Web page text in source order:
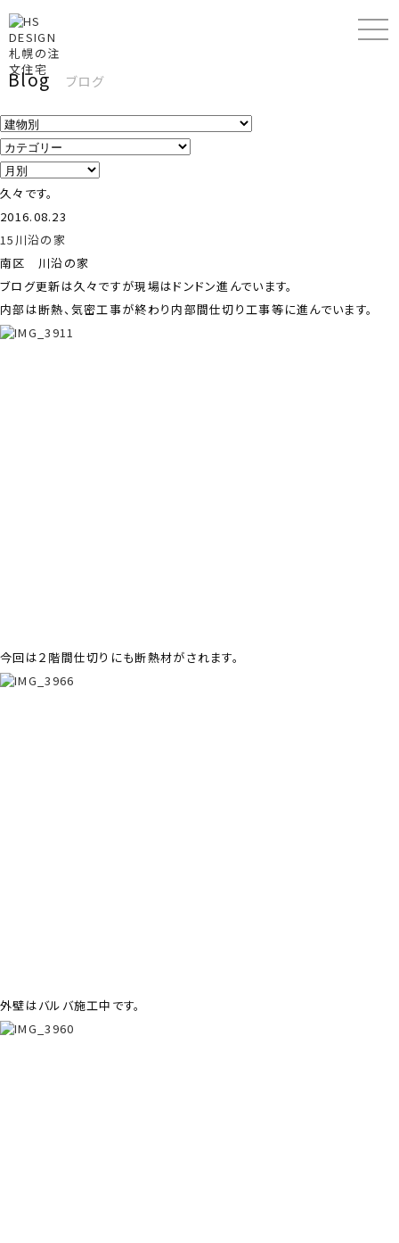
Blog ブログ
久々です。
2016.08.23
15川沿の家
南区 川沿の家
ブログ更新は久々ですが現場はドンドン進んでいます。
内部は断熱、気密工事が終わり内部間仕切り工事等に進んでいます。
今回は２階間仕切りにも断熱材がされます。
外壁はバルバ施工中です。